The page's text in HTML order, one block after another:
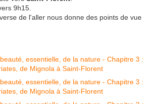
9h15.
de l'aller nous donne des points de vue